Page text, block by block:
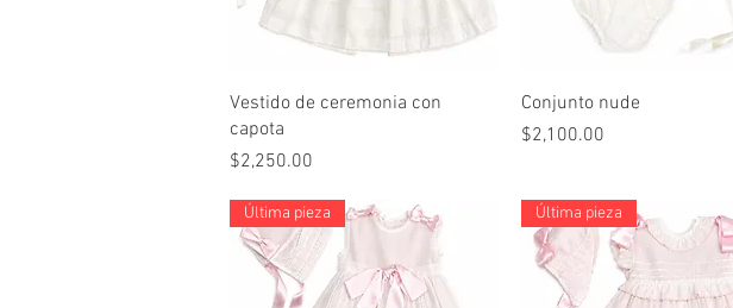
Vista rápida
Vestido de ceremonia con
capota
Precio
$2,250.00
Vista rápida
Conjunto nude
Precio
$2,100.00
Última pieza Última pieza